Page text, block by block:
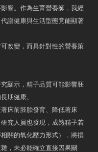
響。作為生育營養師，我經
謝健康與生活型態竟能顯著
改變，而具針對性的營養策
顯示，精子品質可能影響胚
期健康。
床前胚胎發育、降低著床
究人員也發現，成熟精子若
關的氧化壓力形式），將損
，未必能確立直接因果關